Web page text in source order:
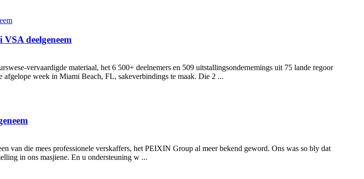
deelgeneem
vervaardigde materiaal, het 6 500+ deelnemers en 509 uitstallingsondernemings uit 75 lande regoor
week in Miami Beach, FL, sakeverbindings te maak. Die 2 ...
die mees professionele verskaffers, het PEIXIN Group al meer bekend geword. Ons was so bly dat
in ons masjiene. En u ondersteuning w ...